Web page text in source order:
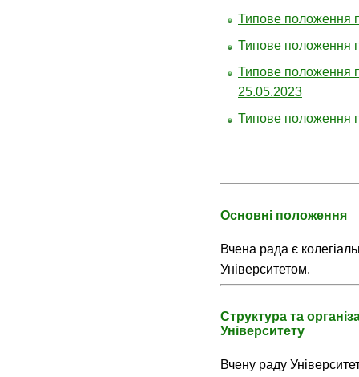
Типове положення
Типове положення
Типове положення
25.05.2023
Типове положення
Основні положення
Вчена рада є
Університетом.
Структура та
Університету
Вчену раду